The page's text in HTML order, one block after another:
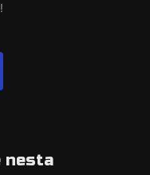
nesta